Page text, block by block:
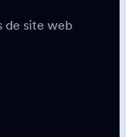
de site web